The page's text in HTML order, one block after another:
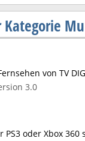
von TV
3.0
oder Xbox 360